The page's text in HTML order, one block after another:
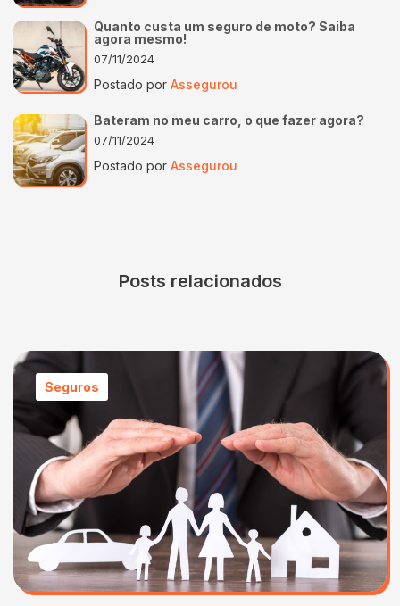
Quanto custa um seguro de moto? Saiba
agora mesmo!
07/11/2024
Postado por Assegurou
Bateram no meu carro, o que fazer agora?
07/11/2024
Postado por Assegurou
Posts relacionados
Seguros